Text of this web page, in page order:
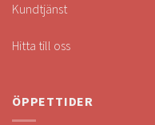
Kundtjänst
Hitta till oss
ÖPPETTIDER